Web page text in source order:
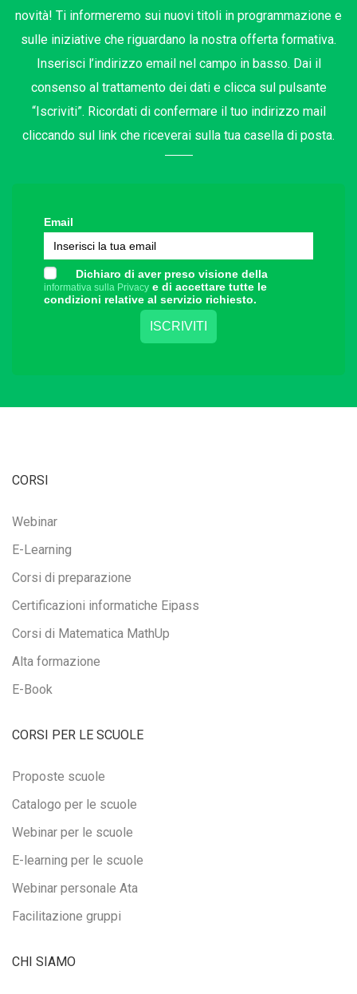
novità! Ti informeremo sui nuovi titoli in programmazione e
sulle iniziative che riguardano la nostra offerta formativa.
Inserisci l’indirizzo email nel campo in basso. Dai il
consenso al trattamento dei dati e clicca sul pulsante
“Iscriviti”. Ricordati di confermare il tuo indirizzo mail
cliccando sul link che riceverai sulla tua casella di posta.
Email
Dichiaro di aver preso visione della
informativa sulla Privacy e di accettare tutte le
condizioni relative al servizio richiesto.
CORSI
Webinar
E-Learning
Corsi di preparazione
Certificazioni informatiche Eipass
Corsi di Matematica MathUp
Alta formazione
E-Book
CORSI PER LE SCUOLE
Proposte scuole
Catalogo per le scuole
Webinar per le scuole
E-learning per le scuole
Webinar personale Ata
Facilitazione gruppi
CHI SIAMO